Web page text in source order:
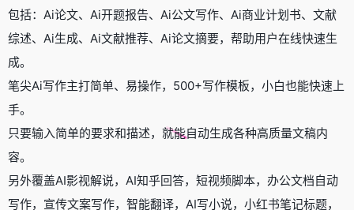
包括：Ai论文、Ai开题报告、Ai公文写作、Ai商业计划书、文献
综述、Ai生成、Ai文献推荐、Ai论文摘要，帮助用户在线快速生
成。
笔尖Ai写作主打简单、易操作，500+写作模板，小白也能快速上
手。
只要输入简单的要求和描述，就能自动生成各种高质量文稿内
容。
另外覆盖AI影视解说，AI知乎回答，短视频脚本，办公文档自动
写作，宣传文案写作，智能翻译，AI写小说，小红书笔记标题，